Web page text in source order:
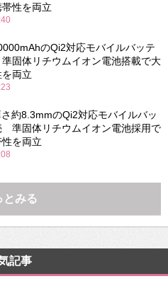
性を両立
のQi2対応モバイルバッテ
固体リチウムイオン電池搭載で大
両立
約8.3mmのQi2対応モバイルバッ
準固体リチウムイオン電池採用で
を両立
とみる
記事